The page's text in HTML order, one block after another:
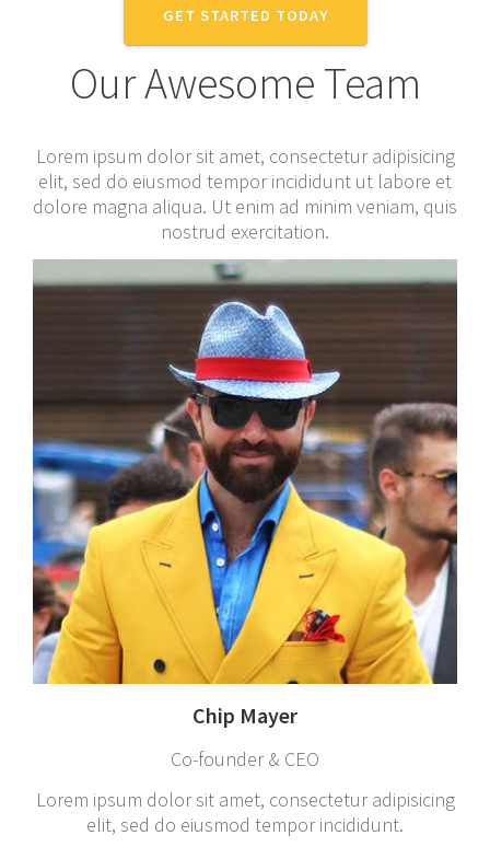
GET STARTED TODAY
Our Awesome Team
Lorem ipsum dolor sit amet, consectetur adipisicing
elit, sed do eiusmod tempor incididunt ut labore et
dolore magna aliqua. Ut enim ad minim veniam, quis
nostrud exercitation.
Chip Mayer
Co-founder & CEO
Lorem ipsum dolor sit amet, consectetur adipisicing
elit, sed do eiusmod tempor incididunt.